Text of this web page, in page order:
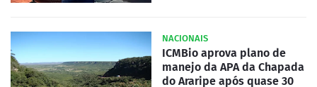
NACIONAIS
ICMBio aprova plano de
manejo da APA da Chapada
do Araripe após quase 30